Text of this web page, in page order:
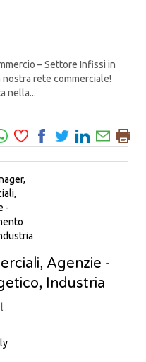
– Settore Infissi in
nostra rete commerciale!
nella...
Agenzie -
Industria